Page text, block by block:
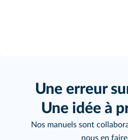
Une erreur
Une idée à
Nos manuels sont
nous en